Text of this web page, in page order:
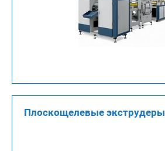
Плоскощелевые экструдеры